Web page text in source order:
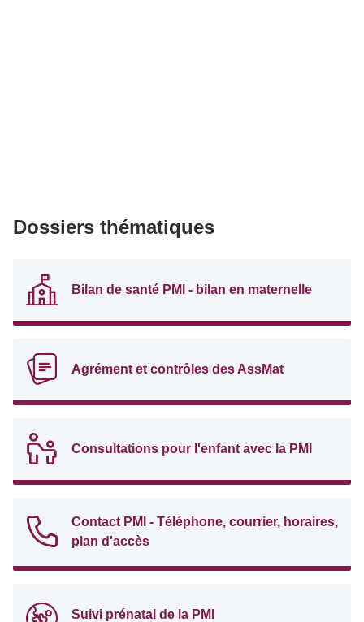
Dossiers thématiques
Bilan de santé PMI - bilan en maternelle
Agrément et contrôles des AssMat
Consultations pour l'enfant avec la PMI
Contact PMI - Téléphone, courrier, horaires,
plan d'accès
Suivi prénatal de la PMI